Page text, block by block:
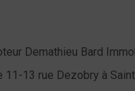
Demathieu Bard
13 rue Dezobry à